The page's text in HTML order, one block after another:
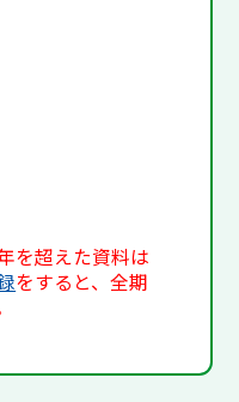
を超えた資料は
をすると、全期